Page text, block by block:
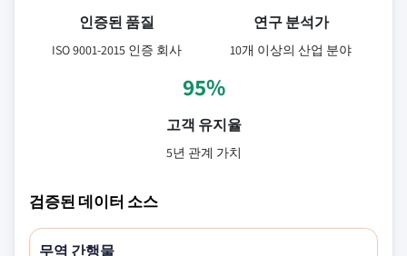
인증된 품질
ISO 9001-2015 인증 회사
연구 분석가
10개 이상의 산업 분야
95%
고객 유지율
5년 관계 가치
검증된 데이터 소스
무역 간행물